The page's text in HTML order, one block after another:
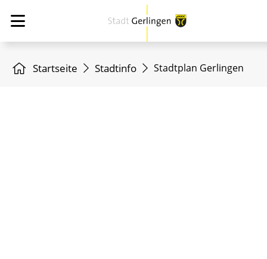
Startseite Stadtinfo Stadtplan Gerlingen